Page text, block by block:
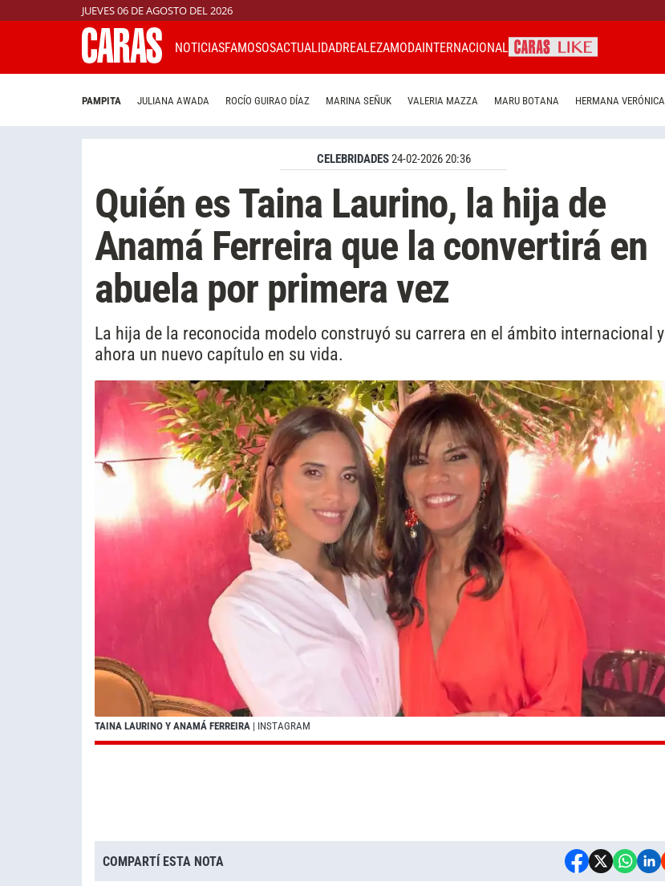
JUEVES 06 DE AGOSTO DEL 2026
NOTICIASFAMOSOSACTUALIDADREALEZAMODAINTERNACIONAL
PAMPITA JULIANA AWADA ROCÍO GUIRAO DÍAZ MARINA SEÑUK VALERIA MAZZA MARU BOTANA HERMANA VERÓNICA
CELEBRIDADES24-02-2026 20:36
Quién es Taina Laurino, la hija de
Anamá Ferreira que la convertirá en
abuela por primera vez
La hija de la reconocida modelo construyó su carrera en el ámbito internacional y
ahora un nuevo capítulo en su vida.
TAINA LAURINO Y ANAMÁ FERREIRA | INSTAGRAM
COMPARTÍ ESTA NOTA